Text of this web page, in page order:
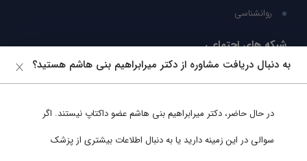
روانشناسی
شبکه های اجتماعی
ما را در شبکه های اجتماعی دنبال کنید
به دنبال دریافت مشاوره از دکتر میرابراهیم بنی هاشم هستید؟
در حال حاضر، دکتر میرابراهیم بنی هاشمعضو داکتاپ نیستند. اگر
سوالی در این زمینه دارید یا به دنبال اطلاعات بیشتری از پزشک